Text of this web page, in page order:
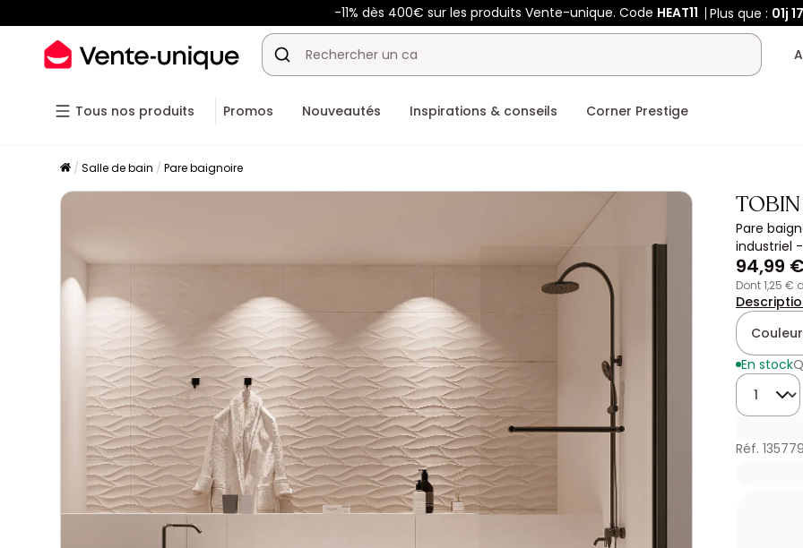
-11% dès 400€ sur les produits Vente-unique. Code HEAT11 Plus que : 01j
Tous nos produits Promos Nouveautés Inspirations & conseils Corner Prestige
Salle de bain Pare baignoire
TOBIN
Pare
industriel
94,99
dont 1,25
En stock
Quantité
Réf.